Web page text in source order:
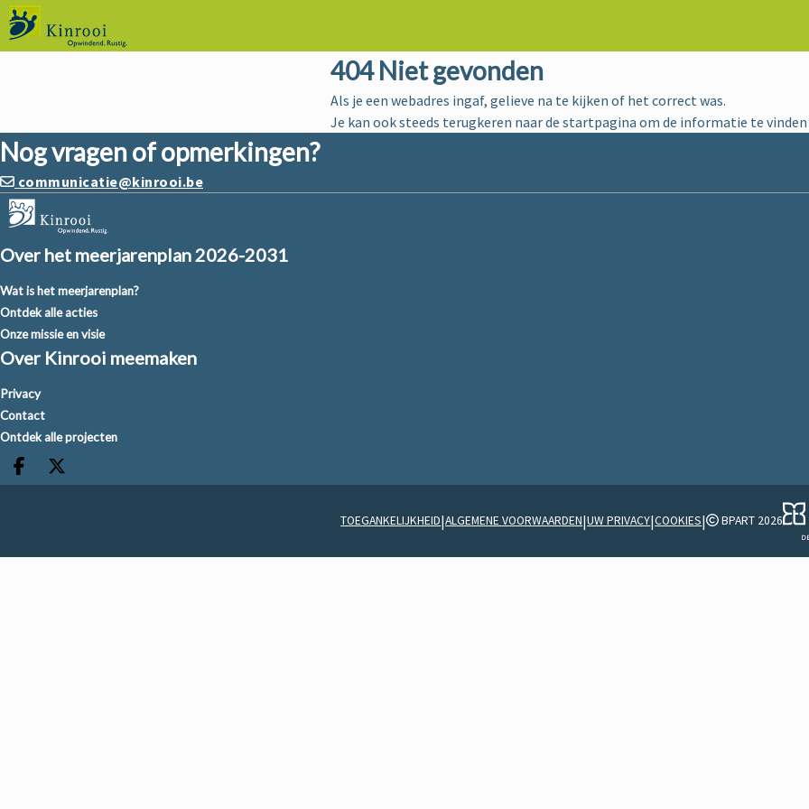
404 Niet gevonden
Als je een webadres ingaf, gelieve na te kijken of het correct was.
Je kan ook steeds terugkeren naar de startpagina om de informatie te vinden
Nog vragen of opmerkingen?
communicatie@kinrooi.be
Over het meerjarenplan 2026-2031
Wat is het meerjarenplan?
Ontdek alle acties
Onze missie en visie
Over Kinrooi meemaken
Privacy
Contact
Ontdek alle projecten
Deel op facebook
Deel op X
TOEGANKELIJKHEID|ALGEMENE VOORWAARDEN|UW PRIVACY|COOKIES| BPART 2026